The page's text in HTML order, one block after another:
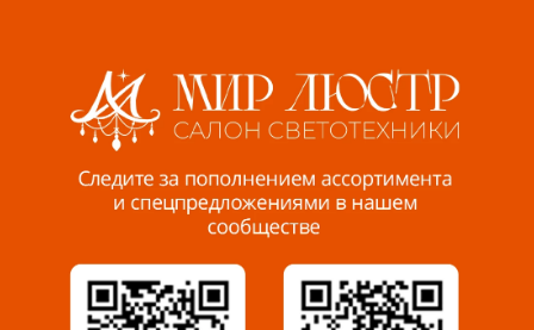
Пенза, ул. Пролетарская, 61 ТЦ "Стройбери"
Миасс, ул. Романенко, 95
8 922 500 30 39